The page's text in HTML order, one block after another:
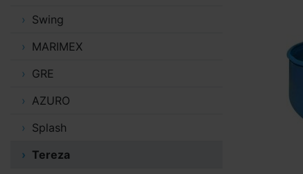
Swing
MARIMEX
GRE
AZURO
Splash
Tereza